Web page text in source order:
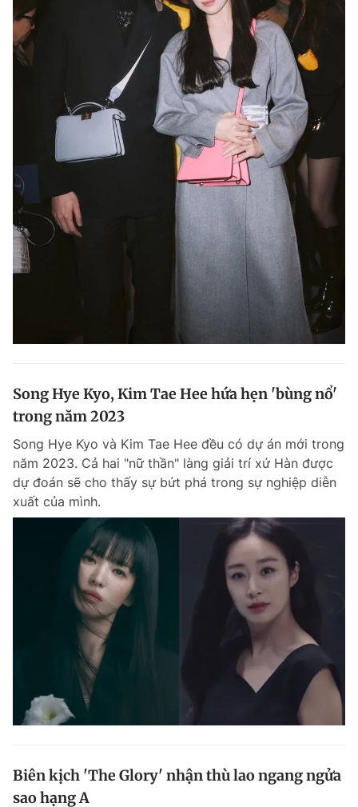
Song Hye Kyo, Kim Tae Hee hứa hẹn 'bùng nổ'
trong năm 2023
Song Hye Kyo và Kim Tae Hee đều có dự án mới trong
năm 2023. Cả hai "nữ thần" làng giải trí xứ Hàn được
dự đoán sẽ cho thấy sự bứt phá trong sự nghiệp diễn
xuất của mình.
Biên kịch 'The Glory' nhận thù lao ngang ngửa
sao hạng A